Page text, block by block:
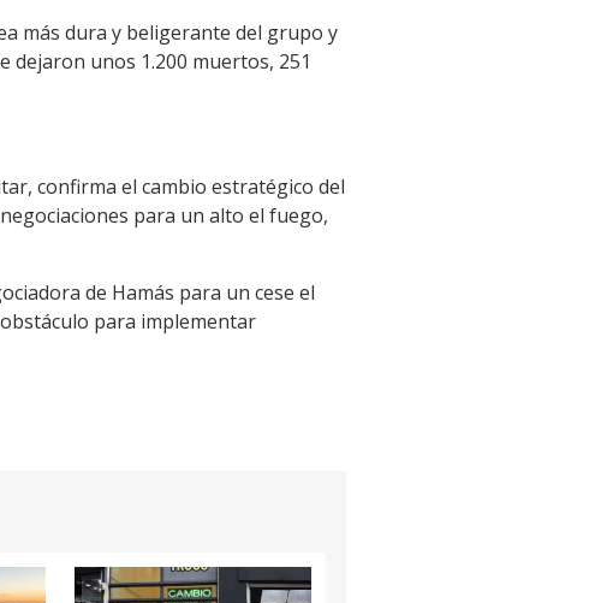
más dura y beligerante del grupo y
dejaron unos 1.200 muertos, 251
confirma el cambio estratégico del
para un alto el fuego,
de Hamás para un cese el
para implementar